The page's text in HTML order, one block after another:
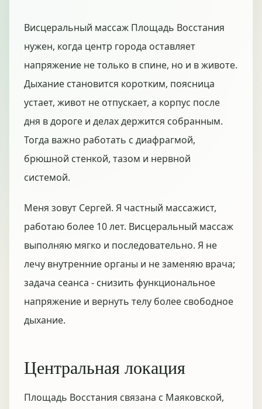
Висцеральный массаж Площадь Восстания
нужен, когда центр города оставляет
напряжение не только в спине, но и в животе.
Дыхание становится коротким, поясница
устает, живот не отпускает, а корпус после
дня в дороге и делах держится собранным.
Тогда важно работать с диафрагмой,
брюшной стенкой, тазом и нервной
системой.
Меня зовут Сергей. Я частный массажист,
работаю более 10 лет. Висцеральный массаж
выполняю мягко и последовательно. Я не
лечу внутренние органы и не заменяю врача;
задача сеанса - снизить функциональное
напряжение и вернуть телу более свободное
дыхание.
Центральная локация
Площадь Восстания связана с Маяковской,